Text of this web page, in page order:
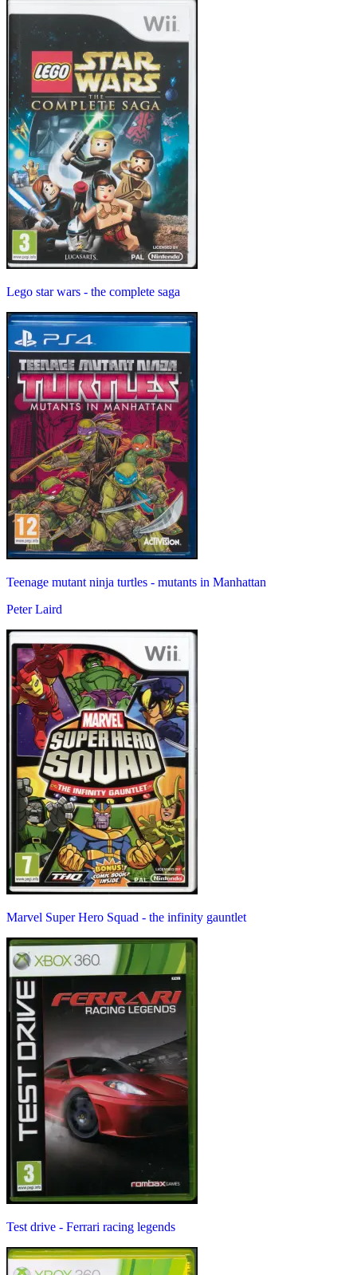
Lego star wars - the complete saga
Teenage mutant ninja turtles - mutants in Manhattan
Peter Laird
Marvel Super Hero Squad - the infinity gauntlet
Test drive - Ferrari racing legends